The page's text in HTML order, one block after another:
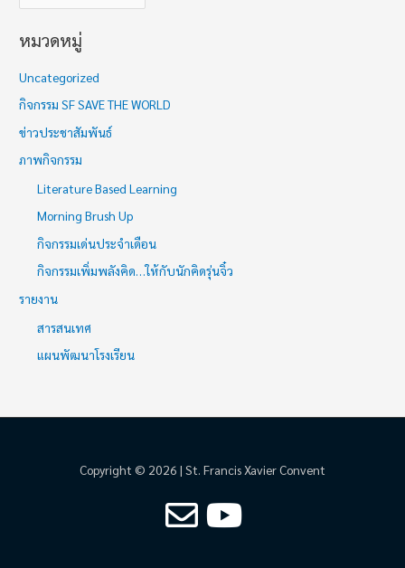
หมวดหมู่
Uncategorized
กิจกรรม SF SAVE THE WORLD
ข่าวประชาสัมพันธ์
ภาพกิจกรรม
Literature Based Learning
Morning Brush Up
กิจกรรมเด่นประจำเดือน
กิจกรรมเพิ่มพลังคิด…ให้กับนักคิดรุ่นจิ๋ว
รายงาน
สารสนเทศ
แผนพัฒนาโรงเรียน
Copyright © 2026 | St. Francis Xavier Convent